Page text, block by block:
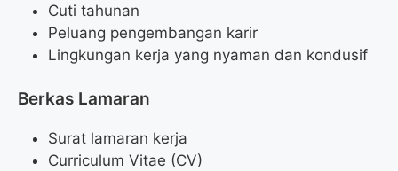
Cuti tahunan
Peluang pengembangan karir
Lingkungan kerja yang nyaman dan kondusif
Berkas Lamaran
Surat lamaran kerja
Curriculum Vitae (CV)